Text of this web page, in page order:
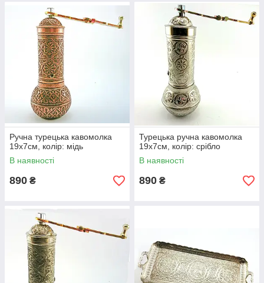
Ручна турецька кавомолка
19х7см, колір: мідь
В наявності
890 ₴
Турецька ручна кавомолка
19х7см, колір: срібло
В наявності
890 ₴